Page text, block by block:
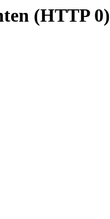
(HTTP 0)